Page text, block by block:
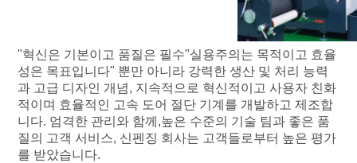
"혁신은 기본이고 품질은 필수"실용주의는 목적이고 효율
성은 목표입니다" 뿐만 아니라 강력한 생산 및 처리 능력
과 고급 디자인 개념, 지속적으로 혁신적이고 사용자 친화
적이며 효율적인 고속 도어 절단 기계를 개발하고 제조합
니다. 엄격한 관리와 함께,높은 수준의 기술 팀과 좋은 품
질의 고객 서비스, 신펜징 회사는 고객들로부터 높은 평가
를 받았습니다.